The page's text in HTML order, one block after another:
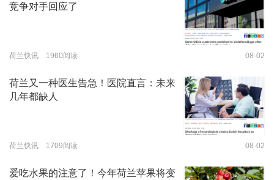
竞争对手回应了
荷兰快讯 1960阅读 08-02
荷兰又一种医生告急！医院直言：未来
几年都缺人
荷兰快讯 1709阅读 08-02
爱吃水果的注意了！今年荷兰苹果将变